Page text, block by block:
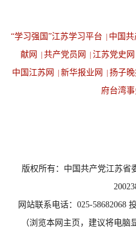
“学习强国”江苏学习平台 中国共
献网
共产党员网 江苏党史网
中国江苏网
新华报业网 扬子晚
府台湾
版权所有：中国共产党江苏省
网站联系电话：025-58682068
（浏览本网主页，建议将电脑